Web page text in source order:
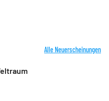
Alle Neuerscheinungen